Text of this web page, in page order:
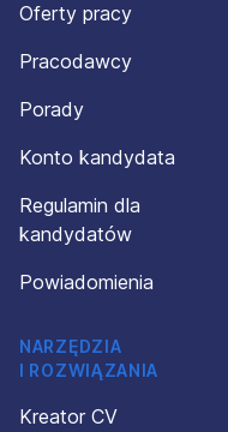
Oferty pracy
Pracodawcy
Porady
Konto kandydata
Regulamin dla
kandydatów
Powiadomienia
NARZĘDZIA
I ROZWIĄZANIA
Kreator CV